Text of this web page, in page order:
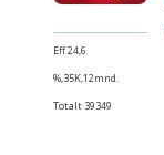
Eff 24,6
%,35K,12mnd.
Totalt 39349